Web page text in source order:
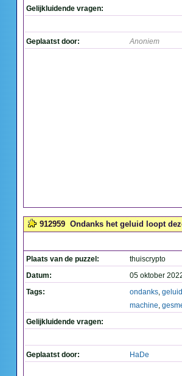
Gelijkluidende vragen:
Geplaatst door: Anoniem
912959 Ondanks het geluid loopt
Plaats van de puzzel:
thuiscrypto
Datum:
05 oktober
Tags:
ondanks, geluid
machine,
Gelijkluidende vragen:
Geplaatst door: HaDe